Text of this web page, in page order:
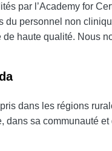
par l’Academy for
personnel non
haute qualité. Nous
dans les régions
sa communauté